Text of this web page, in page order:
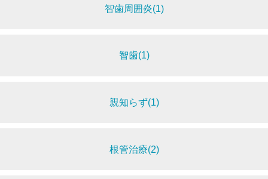
智歯周囲炎(1)
智歯(1)
親知らず(1)
根管治療(2)